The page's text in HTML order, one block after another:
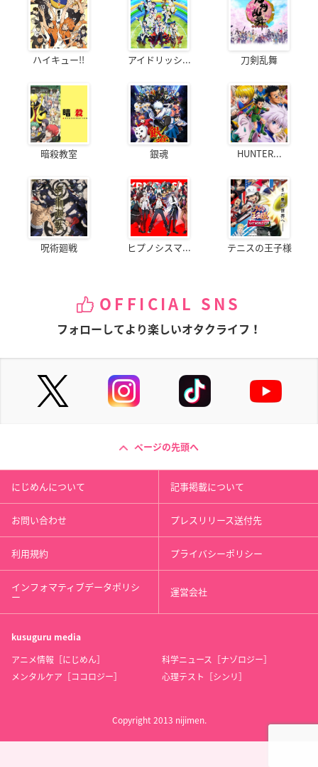
ハイキュー!! アイドリッシ... 刀剣乱舞
暗殺教室 銀魂 HUNTER...
呪術廻戦 ヒプノシスマ... テニスの王子様
OFFICIAL SNS
フォローしてより楽しいオタクライフ！
ページの先頭へ
にじめんについて 記事掲載について
お問い合わせ プレスリリース送付先
利用規約 プライバシーポリシー
インフォマティブデータポリシ
ー 運営会社
kusuguru media
アニメ情報［にじめん］
科学ニュース［ナゾロジー］
メンタルケア［ココロジー］
心理テスト［シンリ］
Copyright 2013 nijimen.